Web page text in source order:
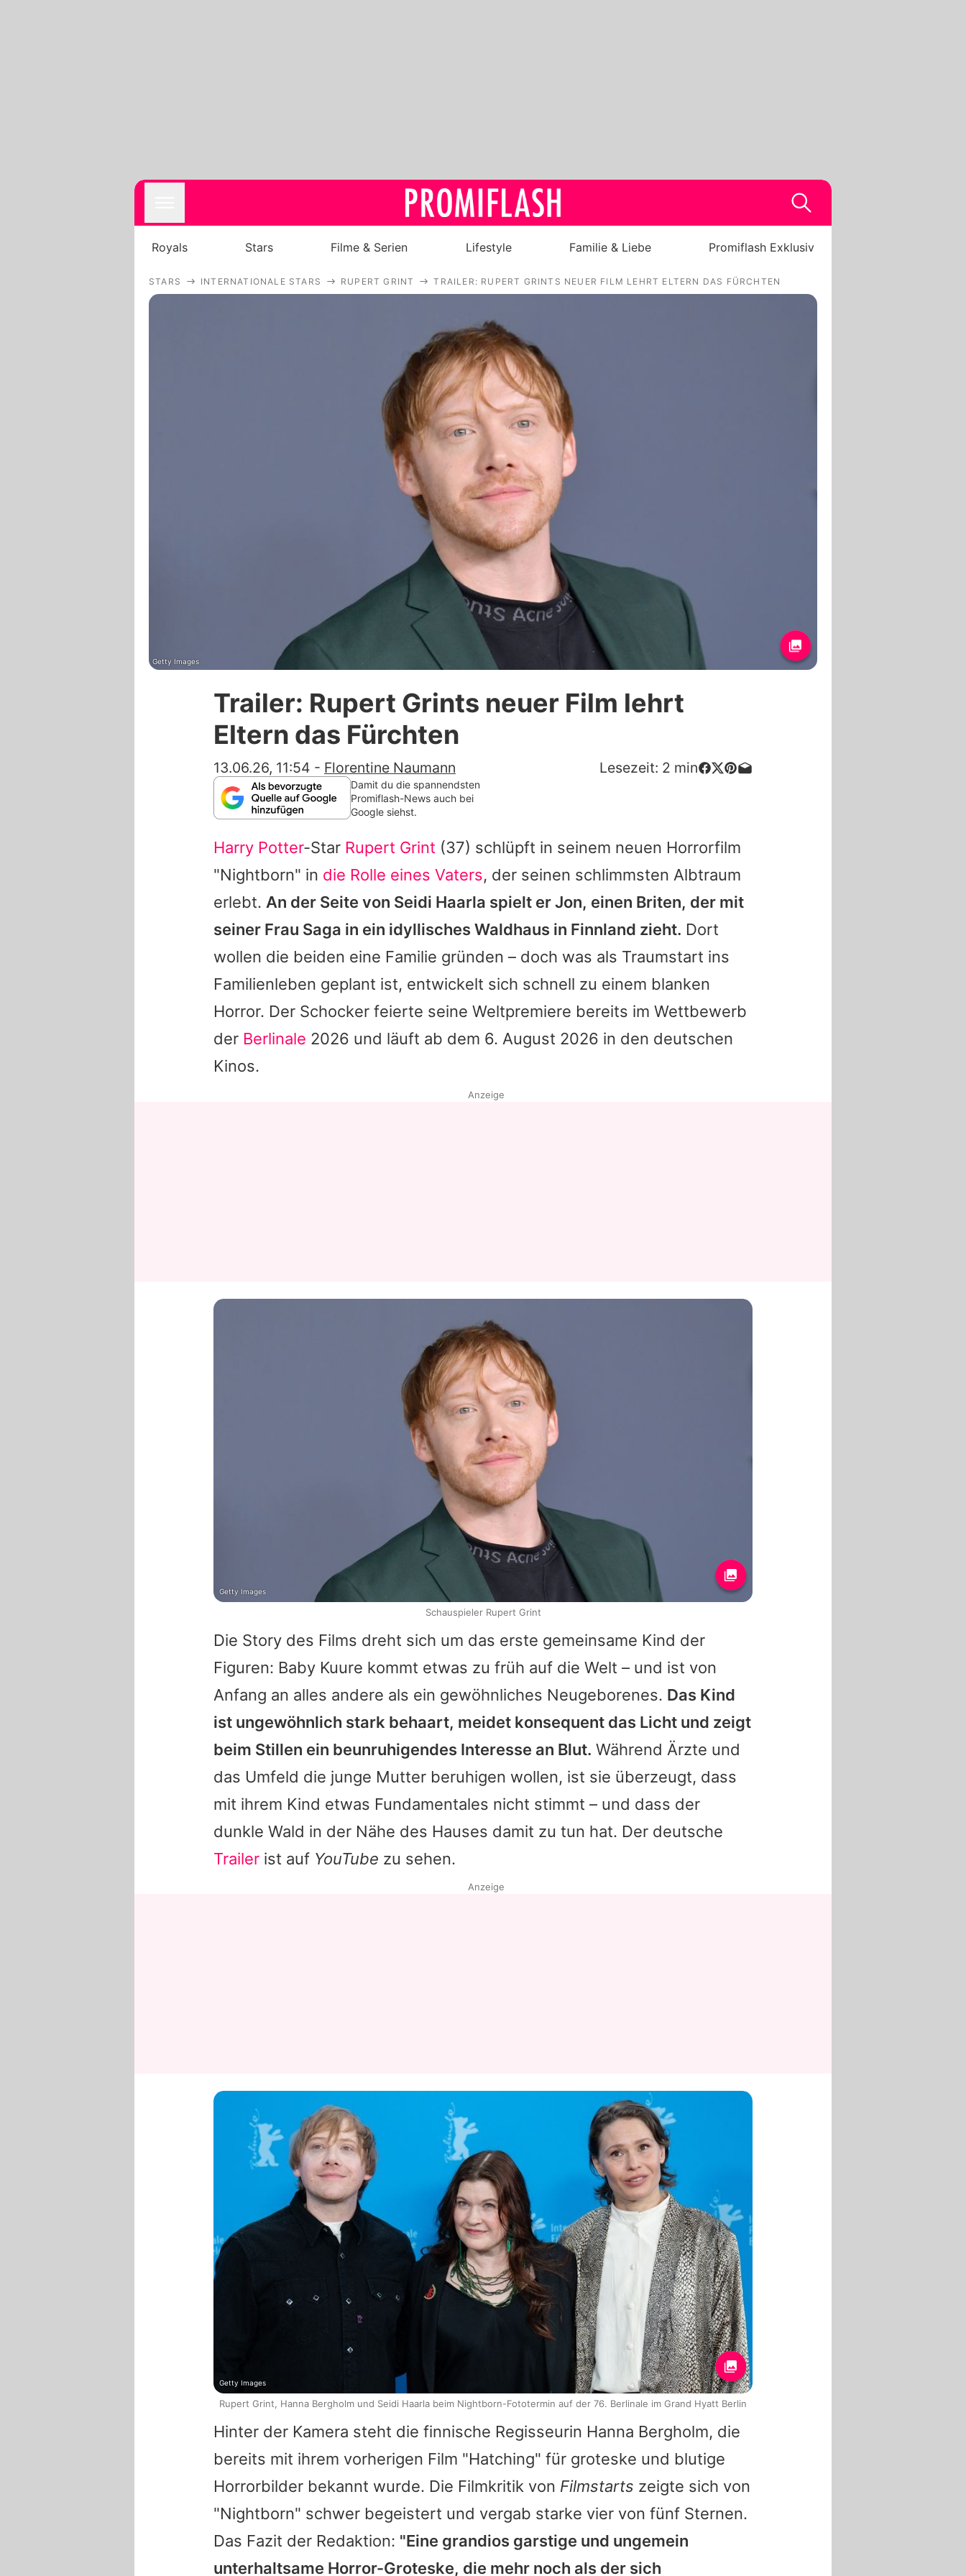
Royals
Filme & Serien
Lifestyle
Familie & Liebe
Promiflash Exklusiv
Alle Themen auf Promiflash
Jobs
App runterladen
Redaktionelle Richtlinien
Impressum
Datenschutzerklärung
Nutzungsbedingungen
Utiq verwalten
Royals Stars Filme & Serien Lifestyle Familie & Liebe Promiflash Exklusiv
STARS INTERNATIONALE STARS RUPERT GRINT TRAILER: RUPERT GRINTS NEUER FILM LEHRT ELTERN DAS FÜRCHTEN
Getty Images
Trailer: Rupert Grints neuer Film lehrt
Eltern das Fürchten
13.06.26, 11:54 - Florentine Naumann Lesezeit: 2 min
Damit du die spannendsten
Promiflash-News auch bei
Google siehst.
Harry Potter-Star Rupert Grint (37) schlüpft in seinem neuen Horrorfilm
"Nightborn" in die Rolle eines Vaters, der seinen schlimmsten Albtraum
erlebt. An der Seite von Seidi Haarla spielt er Jon, einen Briten, der mit
seiner Frau Saga in ein idyllisches Waldhaus in Finnland zieht. Dort
wollen die beiden eine Familie gründen – doch was als Traumstart ins
Familienleben geplant ist, entwickelt sich schnell zu einem blanken
Horror. Der Schocker feierte seine Weltpremiere bereits im Wettbewerb
der Berlinale 2026 und läuft ab dem 6. August 2026 in den deutschen
Kinos.
Die Story des Films dreht sich um das erste gemeinsame Kind der
Figuren: Baby Kuure kommt etwas zu früh auf die Welt – und ist von
Anfang an alles andere als ein gewöhnliches Neugeborenes. Das Kind
ist ungewöhnlich stark behaart, meidet konsequent das Licht und zeigt
beim Stillen ein beunruhigendes Interesse an Blut. Während Ärzte und
das Umfeld die junge Mutter beruhigen wollen, ist sie überzeugt, dass
mit ihrem Kind etwas Fundamentales nicht stimmt – und dass der
dunkle Wald in der Nähe des Hauses damit zu tun hat. Der deutsche
Trailer ist auf YouTube zu sehen.
Hinter der Kamera steht die finnische Regisseurin Hanna Bergholm, die
bereits mit ihrem vorherigen Film "Hatching" für groteske und blutige
Horrorbilder bekannt wurde. Die Filmkritik von Filmstarts zeigte sich von
"Nightborn" schwer begeistert und vergab starke vier von fünf Sternen.
Das Fazit der Redaktion: "Eine grandios garstige und ungemein
unterhaltsame Horror-Groteske, die mehr noch als der sich
Anzeige
Getty Images
Schauspieler Rupert Grint
Anzeige
Getty Images
Rupert Grint, Hanna Bergholm und Seidi Haarla beim Nightborn-Fototermin auf der 76. Berlinale im Grand Hyatt Berlin